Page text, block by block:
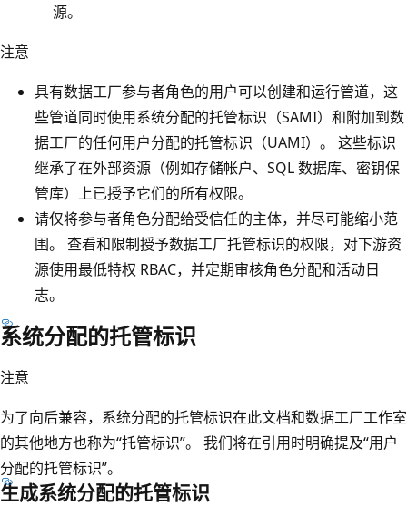
源。
注意
具有数据工厂参与者角色的用户可以创建和运行管道，这
些管道同时使用系统分配的托管标识（SAMI）和附加到数
据工厂的任何用户分配的托管标识（UAMI）。 这些标识
继承了在外部资源（例如存储帐户、SQL 数据库、密钥保
管库）上已授予它们的所有权限。
请仅将参与者角色分配给受信任的主体，并尽可能缩小范
围。 查看和限制授予数据工厂托管标识的权限，对下游资
源使用最低特权 RBAC，并定期审核角色分配和活动日
志。
系统分配的托管标识
注意
为了向后兼容，系统分配的托管标识在此文档和数据工厂工作室
的其他地方也称为“托管标识”。 我们将在引用时明确提及“用户
分配的托管标识”。
生成系统分配的托管标识